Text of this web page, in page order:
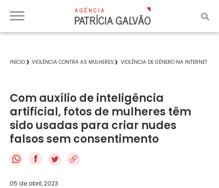
INÍCIO VIOLÊNCIA CONTRA AS MULHERES VIOLÊNCIA DE GÊNERO NA INTERNET
Com auxílio de inteligência
artificial, fotos de mulheres têm
sido usadas para criar nudes
falsos sem consentimento
f
05 de abril, 2023